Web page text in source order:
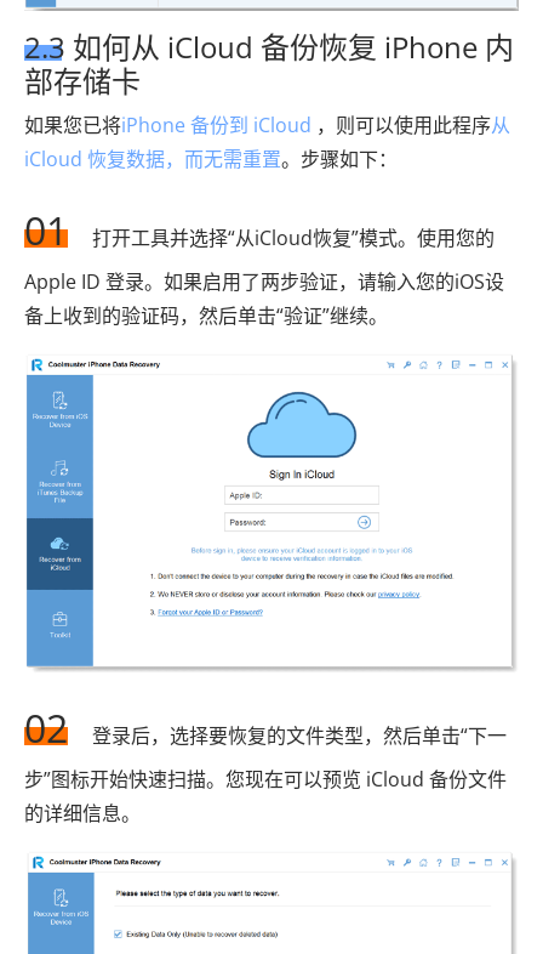
2.3 如何从 iCloud 备份恢复 iPhone 内
部存储卡
如果您已将iPhone 备份到 iCloud ，则可以使用此程序从
iCloud 恢复数据，而无需重置。步骤如下：
01
打开工具并选择“从iCloud恢复”模式。使用您的
Apple ID 登录。如果启用了两步验证，请输入您的iOS设
备上收到的验证码，然后单击“验证”继续。
02
登录后，选择要恢复的文件类型，然后单击“下一
步”图标开始快速扫描。您现在可以预览 iCloud 备份文件
的详细信息。